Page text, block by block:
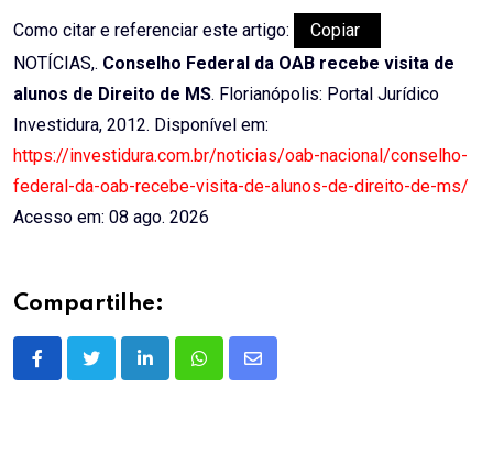
Como citar e referenciar este artigo:
Copiar
NOTÍCIAS,. Conselho Federal da OAB recebe visita de
alunos de Direito de MS. Florianópolis: Portal Jurídico
Investidura, 2012. Disponível em:
https://investidura.com.br/noticias/oab-nacional/conselho-
federal-da-oab-recebe-visita-de-alunos-de-direito-de-ms/
Acesso em: 08 ago. 2026
Compartilhe:
LinkedInWhatsappShare